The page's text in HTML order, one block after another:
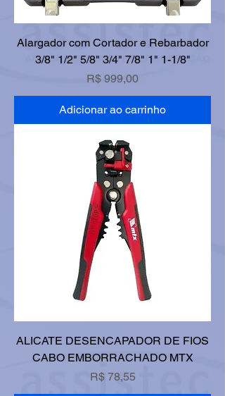
Alargador com Cortador e Rebarbador
3/8" 1/2" 5/8" 3/4" 7/8" 1" 1-1/8"
Preço
R$ 999,00
Adicionar ao carrinho
ALICATE DESENCAPADOR DE FIOS
CABO EMBORRACHADO MTX
Preço
R$ 78,55